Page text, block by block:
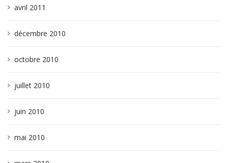
avril 2011
décembre 2010
octobre 2010
juillet 2010
juin 2010
mai 2010